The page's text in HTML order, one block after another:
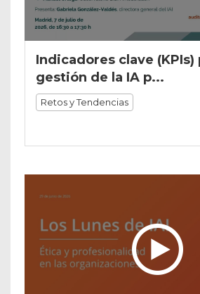
Indicadores clave (KPIs)
gestión de la IA p...
Retos y Tendencias